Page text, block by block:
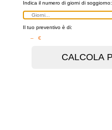
Indica il numero di giorni di soggiorno:
Il tuo preventivo è di:
– €